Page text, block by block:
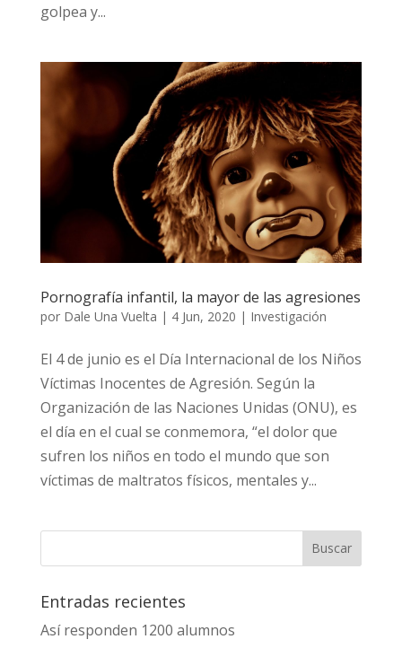
golpea y...
Pornografía infantil, la mayor de las agresiones
por Dale Una Vuelta | 4 Jun, 2020 | Investigación
El 4 de junio es el Día Internacional de los Niños
Víctimas Inocentes de Agresión. Según la
Organización de las Naciones Unidas (ONU), es
el día en el cual se conmemora, “el dolor que
sufren los niños en todo el mundo que son
víctimas de maltratos físicos, mentales y...
Entradas recientes
Así responden 1200 alumnos